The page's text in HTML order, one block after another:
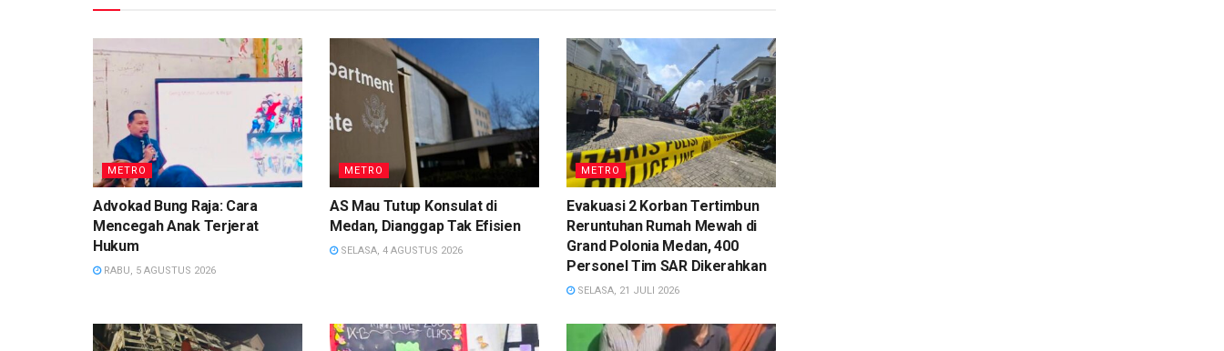
METRO
Advokad Bung Raja: Cara
Mencegah Anak Terjerat
Hukum
RABU, 5 AGUSTUS 2026
METRO
AS Mau Tutup Konsulat di
Medan, Dianggap Tak Efisien
SELASA, 4 AGUSTUS 2026
METRO
Evakuasi 2 Korban Tertimbun
Reruntuhan Rumah Mewah di
Grand Polonia Medan, 400
Personel Tim SAR Dikerahkan
SELASA, 21 JULI 2026